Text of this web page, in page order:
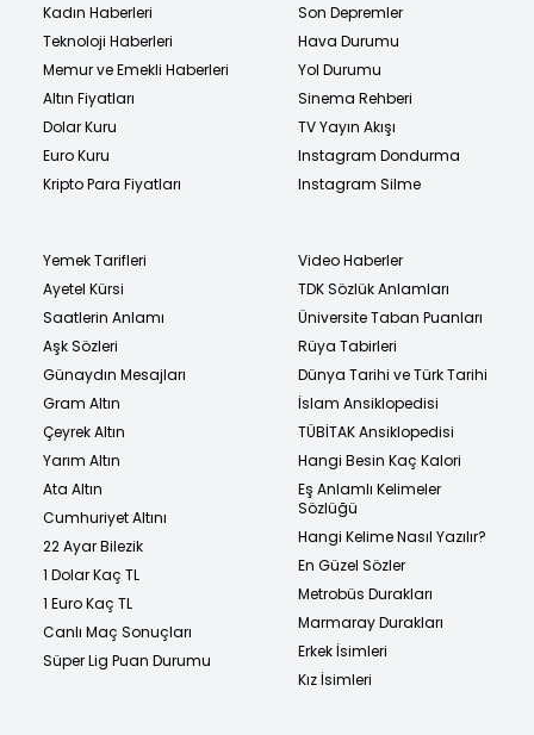
Kadın Haberleri
Teknoloji Haberleri
Memur ve Emekli Haberleri
Altın Fiyatları
Dolar Kuru
Euro Kuru
Kripto Para Fiyatları
Son Depremler
Hava Durumu
Yol Durumu
Sinema Rehberi
TV Yayın Akışı
Instagram Dondurma
Instagram Silme
Yemek Tarifleri
Ayetel Kürsi
Saatlerin Anlamı
Aşk Sözleri
Günaydın Mesajları
Gram Altın
Çeyrek Altın
Yarım Altın
Ata Altın
Cumhuriyet Altını
22 Ayar Bilezik
1 Dolar Kaç TL
1 Euro Kaç TL
Canlı Maç Sonuçları
Süper Lig Puan Durumu
Video Haberler
TDK Sözlük Anlamları
Üniversite Taban Puanları
Rüya Tabirleri
Dünya Tarihi ve Türk Tarihi
İslam Ansiklopedisi
TÜBİTAK Ansiklopedisi
Hangi Besin Kaç Kalori
Eş Anlamlı Kelimeler
Sözlüğü
Hangi Kelime Nasıl Yazılır?
En Güzel Sözler
Metrobüs Durakları
Marmaray Durakları
Erkek İsimleri
Kız İsimleri